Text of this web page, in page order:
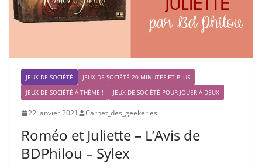
JEUX DE SOCIÉTÉ
JEUX DE SOCIÉTÉ 20 MINUTES ET PLUS
JEUX DE SOCIÉTÉ À THÈME !
JEUX DE SOCIÉTÉ POUR JOUER À DEUX
22 janvier 2021 Carnet_des_geekeries
Roméo et Juliette – L’Avis de
BDPhilou – Sylex